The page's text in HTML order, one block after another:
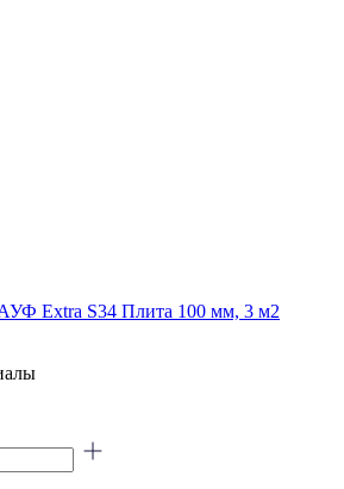
Extra S34 Плита 100 мм, 3 м2